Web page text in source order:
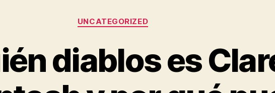
Categorías
UNCATEGORIZED
diablos es